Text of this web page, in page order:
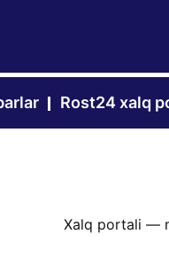
Rost24 xalq
Xalq portali —